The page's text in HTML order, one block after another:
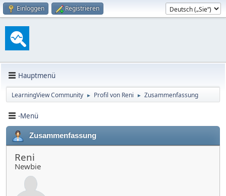
Einloggen Registrieren
Hauptmenü
LearningView Community ► Profil von Reni ► Zusammenfassung
-Menü
Zusammenfassung
Reni
Newbie